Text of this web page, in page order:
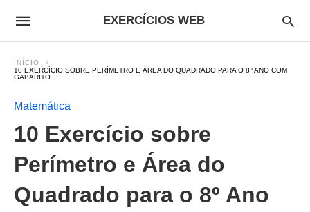
EXERCÍCIOS WEB
INÍCIO
10 EXERCÍCIO SOBRE PERÍMETRO E ÁREA DO QUADRADO PARA O 8º ANO COM
GABARITO
Matemática
10 Exercício sobre
Perímetro e Área do
Quadrado para o 8º Ano